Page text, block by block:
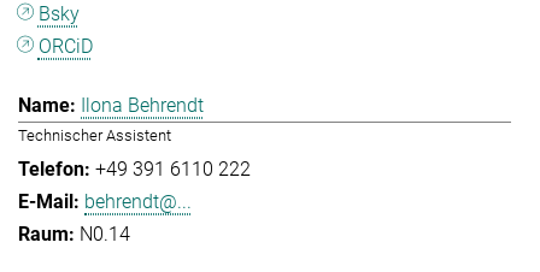
Bsky
ORCiD
Ilona Behrendt
Technischer Assistent
+49 391 6110 222
behrendt@...
N0.14